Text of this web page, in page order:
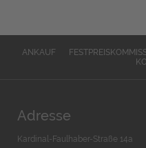
ANKAUF
Adresse
Kardinal-Faulhaber-Straße 14a